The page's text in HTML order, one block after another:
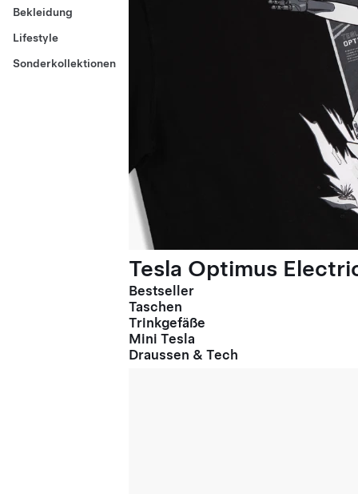
Bekleidung
Lifestyle
Sonderkollektionen
Tesla Optimus
Bestseller
Taschen
Trinkgefäße
Mini Tesla
Draussen & Tech